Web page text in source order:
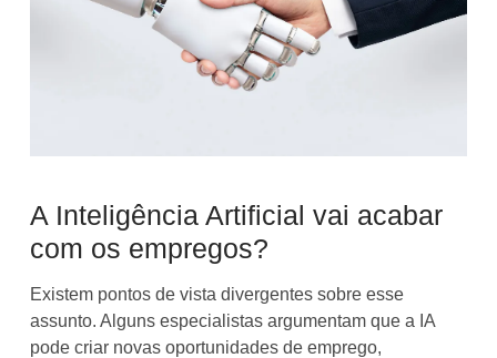
A Inteligência Artificial vai acabar
com os empregos?
Existem pontos de vista divergentes sobre esse
assunto. Alguns especialistas argumentam que a IA
pode criar novas oportunidades de emprego,